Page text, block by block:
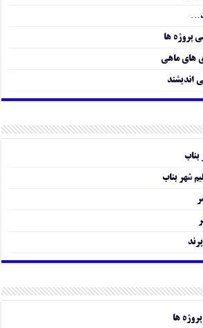
های ماهی
اندیشند
بناب
شهر بناب